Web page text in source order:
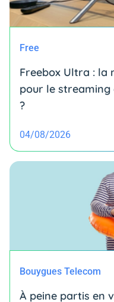
Free
Freebox Ultra : la
pour le
?
04/08/2026
Bouygues Telecom
À peine partis en